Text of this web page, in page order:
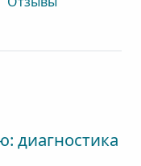
диагностика